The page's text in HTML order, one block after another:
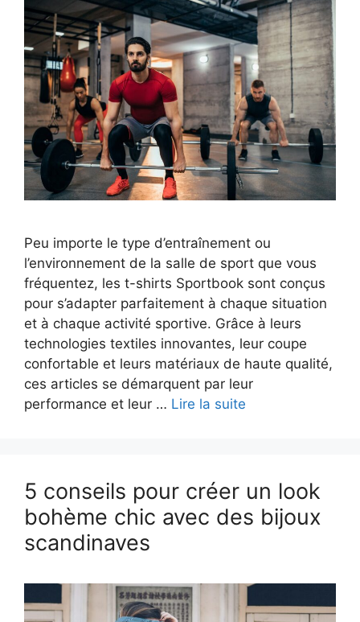
Peu importe le type d’entraînement ou
l’environnement de la salle de sport que vous
fréquentez, les t-shirts Sportbook sont conçus
pour s’adapter parfaitement à chaque situation
et à chaque activité sportive. Grâce à leurs
technologies textiles innovantes, leur coupe
confortable et leurs matériaux de haute qualité,
ces articles se démarquent par leur
performance et leur … Lire la suite
5 conseils pour créer un look
bohème chic avec des bijoux
scandinaves